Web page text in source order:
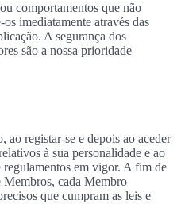
comportamentos que não
imediatamente através das
A segurança dos
são a nossa prioridade
registar-se e depois ao aceder
à sua personalidade e ao
em vigor. A fim de
cada Membro
que cumpram as leis e